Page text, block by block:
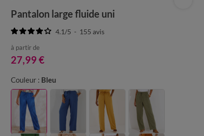
Pantalon large fluide uni
4.1/5 - 155avis
à partir de
27,99 €
Couleur : Bleu